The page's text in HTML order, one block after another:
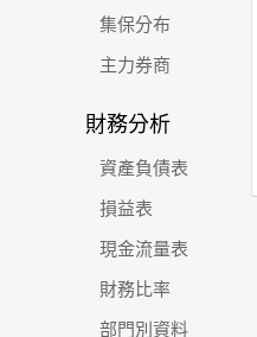
集保分布
主力券商
財務分析
資產負債表
損益表
現金流量表
財務比率
部門別資料